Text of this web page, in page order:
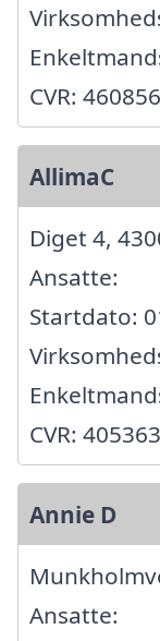
CVR:
AllimaC
Diget 4,
Ansatte:
Startdato:
CVR:
Annie D
Ansatte: